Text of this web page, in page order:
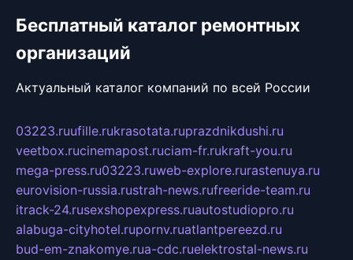
Бесплатный каталог ремонтных
организаций
Актуальный каталог компаний по всей России
03223.ruufille.rukrasotata.ruprazdnikdushi.ru
veetbox.rucinemapost.ruciam-fr.rukraft-you.ru
mega-press.ru03223.ruweb-explore.rurastenuya.ru
eurovision-russia.rustrah-news.rufreeride-team.ru
itrack-24.rusexshopexpress.ruautostudiopro.ru
alabuga-cityhotel.rupornv.ruatlantpereezd.ru
bud-em-znakomye.rua-cdc.ruelektrostal-news.ru